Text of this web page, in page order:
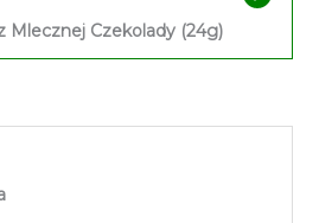
Mlecznej Czekolady (24g)